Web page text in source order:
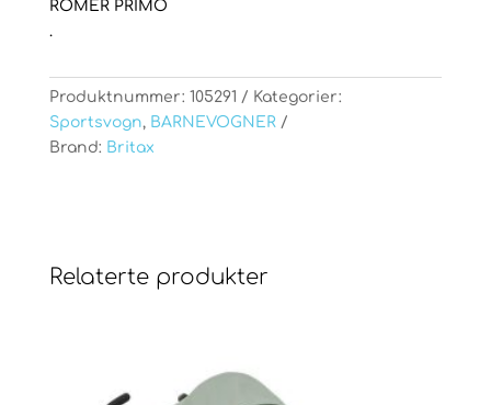
RÖMER PRIMO
.
Produktnummer: 105291
Kategorier:
Sportsvogn, BARNEVOGNER
Brand: Britax
Relaterte produkter